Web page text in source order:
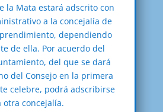
la Mata estará adscrito con
a la concejalía de
dependiendo
de ella. Por acuerdo del
del que se dará
del Consejo en la primera
celebre, podrá adscribirse
otra concejalía.